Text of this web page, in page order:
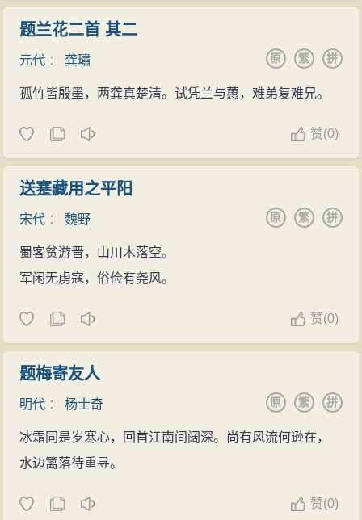
题兰花二首 其二
元代 ：龚璛 拼
繁
原
孤竹皆殷墨，两龚真楚清。试凭兰与蕙，难弟复难兄。
赞(0)
送蹇藏用之平阳
宋代 ：魏野 拼
繁
原
蜀客贫游晋，山川木落空。
军闲无虏寇，俗俭有尧风。
赞(0)
题梅寄友人
明代 ：杨士奇 拼
繁
原
冰霜同是岁寒心，回首江南间阔深。尚有风流何逊在，
水边篱落待重寻。
赞(0)